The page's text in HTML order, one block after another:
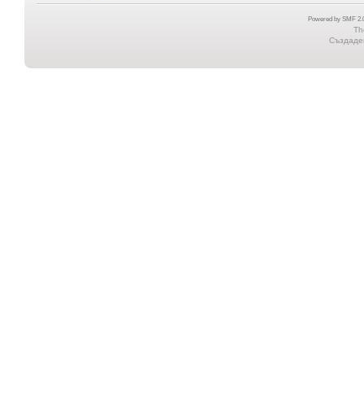
Powered by SMF